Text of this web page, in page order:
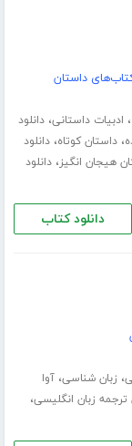
کتاب‌های داستان
، ادبیات داستانی،دانلود
،داستان کوتاه،دانلود
هیجان انگیز،دانلود
دانلود کتاب
، زبان شناسی،آوا
زبان انگلیسی،